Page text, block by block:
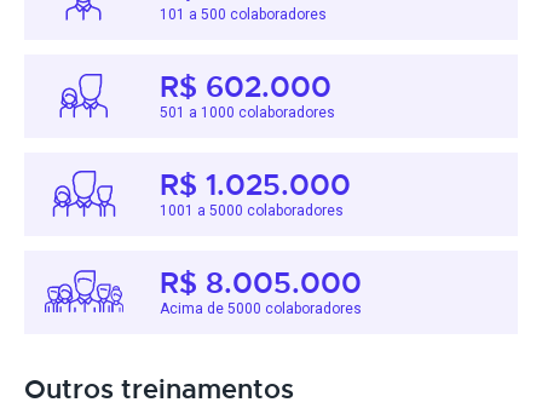
101 a 500 colaboradores
R$ 602.000
501 a 1000 colaboradores
R$ 1.025.000
1001 a 5000 colaboradores
R$ 8.005.000
Acima de 5000 colaboradores
Outros treinamentos